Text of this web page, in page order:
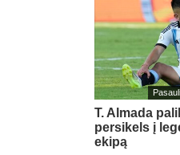
T. Almada
persikels į
ekipą